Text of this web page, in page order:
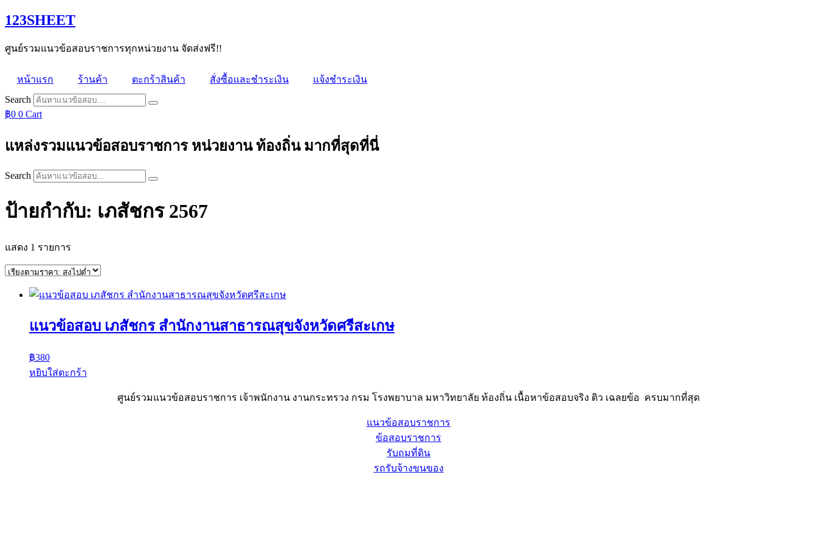
Skip
to
123SHEET
ศูนย์รวมแนวข้อสอบราชการทุกหน่วยงาน จัดส่งฟรี!!
หน้าแรก ร้านค้า ตะกร้าสินค้า สั่งซื้อและชำระเงิน
แจ้งชำระเงิน
Search
฿0 0 Cart
แหล่งรวมแนวข้อสอบราชการ หน่วยงาน ท้องถิ่น มากที่สุดที่นี่
Search
ป้ายกำกับ: เภสัชกร 2567
แสดง 1 รายการ
แนวข้อสอบ เภสัชกร สำนักงานสาธารณสุขจังหวัดศรีสะเกษ
฿380
หยิบใส่ตะกร้า
ศูนย์รวมแนวข้อสอบราชการ เจ้าพนักงาน งานกระทรวง กรม โรงพยาบาล มหาวิทยาลัย ท้องถิ่น เนื้อหาข้อสอบจริง ติว เฉลยข้อ ครบมากที่สุด
แนวข้อสอบราชการ
ข้อสอบราชการ
รับถมที่ดิน
รถรับจ้างขนของ